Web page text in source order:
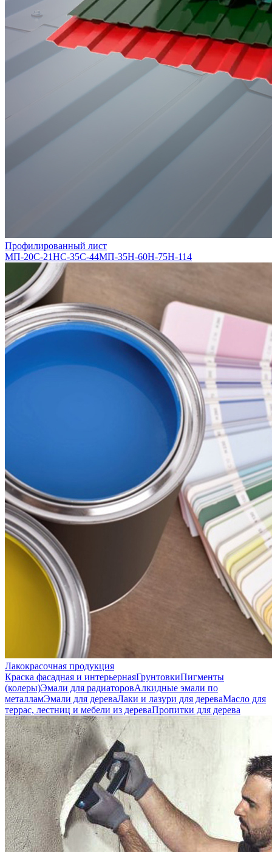
Профилированный лист
МП-20С-21НС-35С-44МП-35Н-60Н-75Н-114
Лакокрасочная продукция
Краска фасадная и интерьернаяГрунтовкиПигменты
(колеры)Эмали для радиаторовАлкидные эмали по
металламЭмали для дереваЛаки и лазури для дереваМасло для
террас, лестниц и мебели из дереваПропитки для дерева